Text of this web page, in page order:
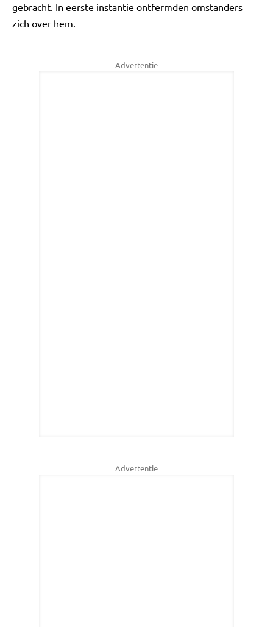
gebracht. In eerste instantie ontfermden omstanders
zich over hem.
Advertentie
Advertentie